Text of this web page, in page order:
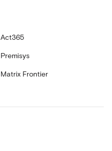
Act365
Premisys
Matrix Frontier